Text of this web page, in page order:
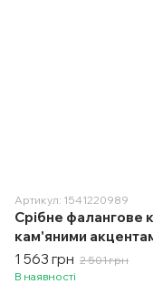
Артикул: 1541220989
Срібне фалангове
кам'яними
1 563 грн 2 501 грн
В наявності